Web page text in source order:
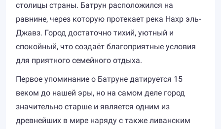
столицы страны. Батрун расположился на
равнине, через которую протекает река Нахр эль-
Джавз. Город достаточно тихий, уютный и
спокойный, что создаёт благоприятные условия
для приятного семейного отдыха.
Первое упоминание о Батруне датируется 15
веком до нашей эры, но на самом деле город
значительно старше и является одним из
древнейших в мире наряду с также ливанским